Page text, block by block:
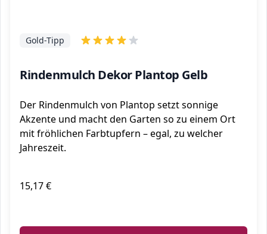
Rindenmulch Dekor Plantop Gelb
Gold-Tipp
Der Rindenmulch von Plantop setzt sonnige
Akzente und macht den Garten so zu einem Ort
mit fröhlichen Farbtupfern – egal, zu welcher
Jahreszeit.
15,17 €